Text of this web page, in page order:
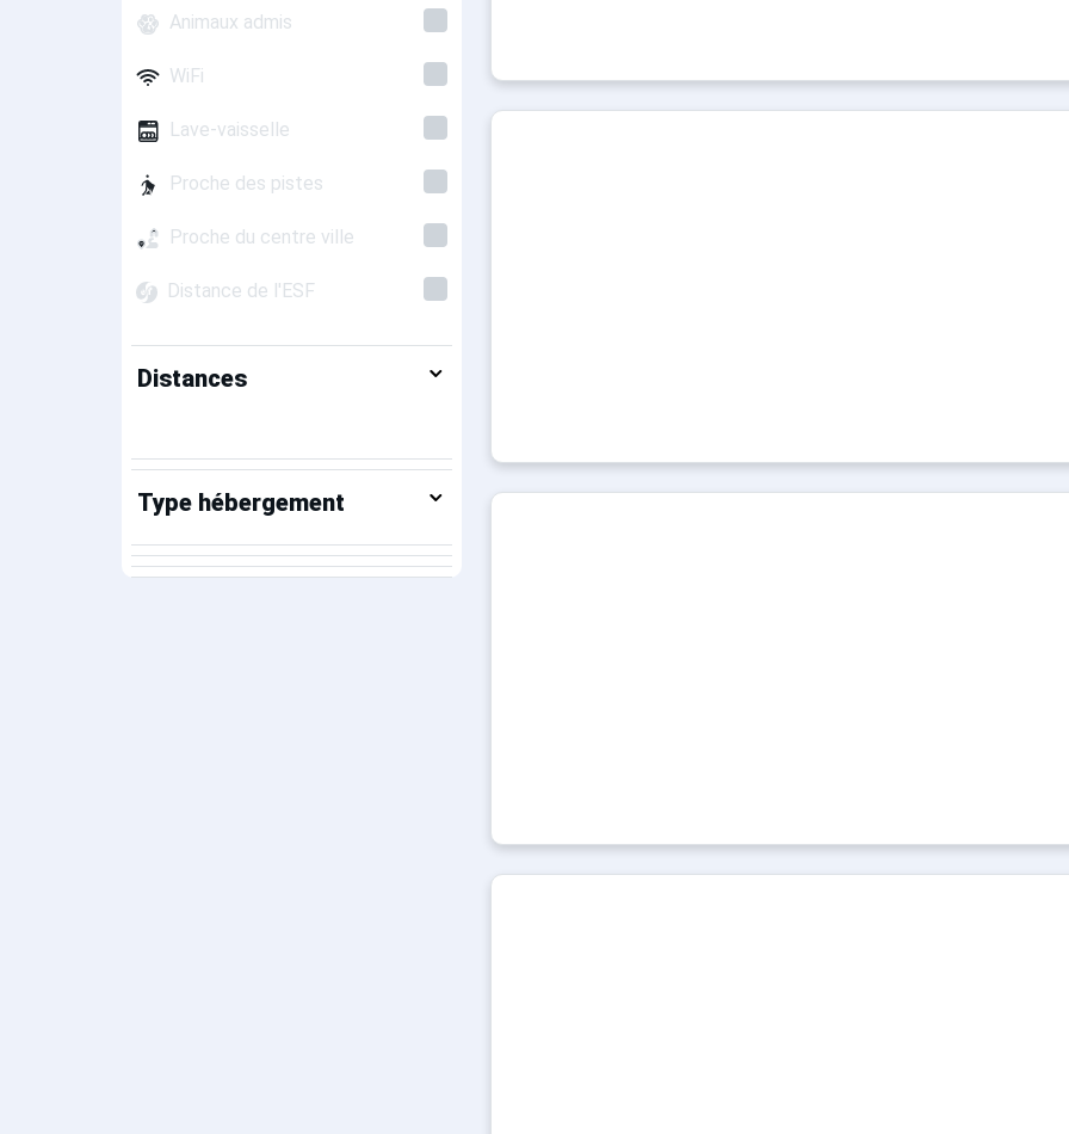
Animaux admis
WiFi
Lave-vaisselle
Proche des pistes
Proche du centre ville
Distance de l'ESF
Distances
Type hébergement